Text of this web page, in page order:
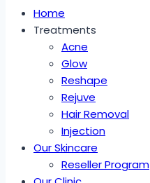
Home
Treatments
Acne
Glow
Reshape
Rejuve
Hair Removal
Injection
Our Skincare
Reseller Program